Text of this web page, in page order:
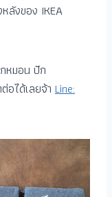
ลังของ IKEA
หมอน ปัก
อได้เลยจ้า Line: